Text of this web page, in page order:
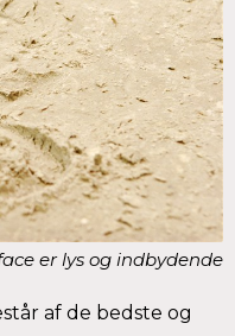
er lys og indbydende
af de bedste og